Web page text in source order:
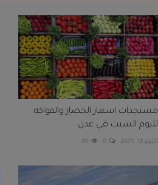
مستجدات اسعار الخضار والفواكه
لليوم السبت في عدن
أكتوبر 18, 2025 0
40